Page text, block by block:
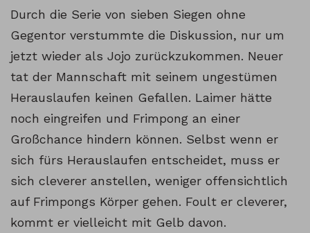
Durch die Serie von sieben Siegen ohne
Gegentor verstummte die Diskussion, nur um
jetzt wieder als Jojo zurückzukommen. Neuer
tat der Mannschaft mit seinem ungestümen
Herauslaufen keinen Gefallen. Laimer hätte
noch eingreifen und Frimpong an einer
Großchance hindern können. Selbst wenn er
sich fürs Herauslaufen entscheidet, muss er
sich cleverer anstellen, weniger offensichtlich
auf Frimpongs Körper gehen. Foult er cleverer,
kommt er vielleicht mit Gelb davon.